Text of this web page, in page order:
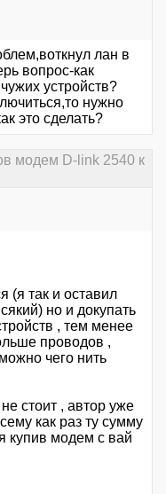
лан в
вопрос-как
устройств?
нужно
это сделать?
модем D-link 2540 к
(я так и оставил
но и докупать
, тем менее
проводов ,
чего нить
стоит , автор уже
как раз ту сумму
купив модем с вай